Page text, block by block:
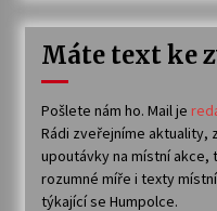
Máte text ke
Pošlete nám ho. Mail je
Rádi zveřejníme aktuality,
upoutávky na místní akce,
rozumné míře i texty
týkající se Humpolce.